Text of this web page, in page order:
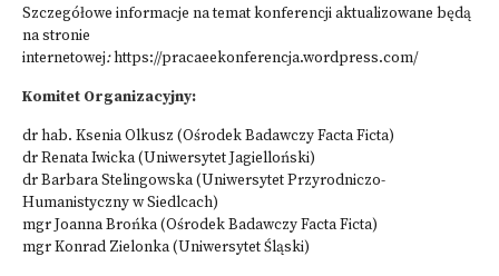
Szczegółowe informacje na temat konferencji aktualizowane będą
na stronie
internetowej:https://pracaeekonferencja.wordpress.com/
Komitet Organizacyjny:
dr hab. Ksenia Olkusz (Ośrodek Badawczy Facta Ficta)
dr Renata Iwicka (Uniwersytet Jagielloński)
dr Barbara Stelingowska (Uniwersytet Przyrodniczo-
Humanistyczny w Siedlcach)
mgr Joanna Brońka (Ośrodek Badawczy Facta Ficta)
mgr Konrad Zielonka (Uniwersytet Śląski)